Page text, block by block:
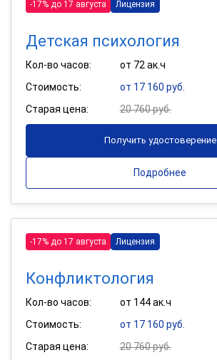
-17% до 17 августа Лицензия
Детская психология
Кол-во часов:
от 72 ак.ч
Стоимость:
от 17 160 руб.
Старая цена:
20 760 руб.
Получить удостоверение
Подробнее
-17% до 17 августа Лицензия
Конфликтология
Кол-во часов:
от 144 ак.ч
Стоимость:
от 17 160 руб.
Старая цена:
20 760 руб.